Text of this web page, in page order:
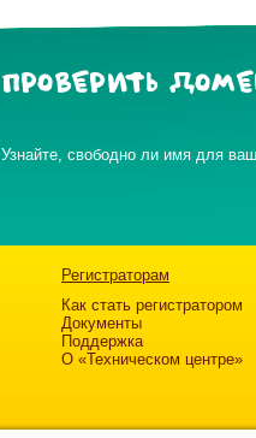
ПРОВЕРИТЬ
Узнайте, свободно ли имя для
Регистраторам
Как стать регистратором
Документы
Поддержка
О «Техническом центре»